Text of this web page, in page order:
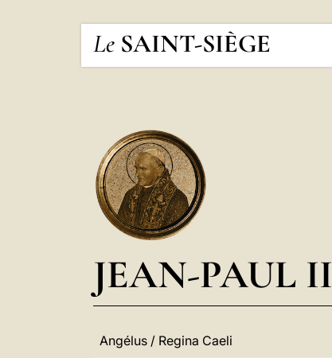
Le SAINT-SIÈGE
JEAN-PAUL II
Angélus / Regina Caeli